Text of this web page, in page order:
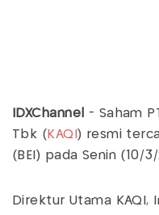
IDXChannel - Saham
Tbk ( KAQI ) resmi
(BEI) pada Senin (10/
Direktur Utama KAQI,